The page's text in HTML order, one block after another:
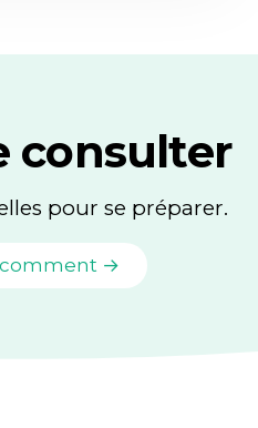
consulter
pour se préparer.
→